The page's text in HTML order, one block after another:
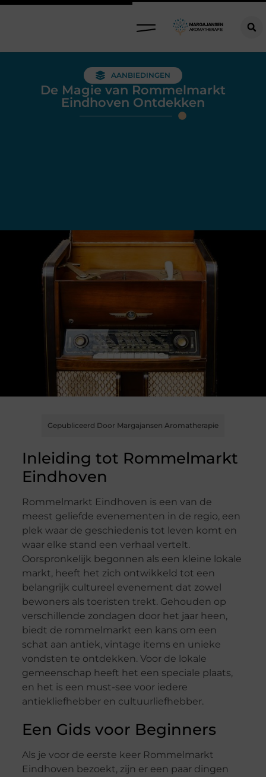
AANBIEDINGEN
De Magie van Rommelmarkt
Eindhoven Ontdekken
Gepubliceerd Door Margajansen Aromatherapie
Inleiding tot Rommelmarkt
Eindhoven
Rommelmarkt Eindhoven is een van de
meest geliefde evenementen in de regio, een
plek waar de geschiedenis tot leven komt en
waar elke stand een verhaal vertelt.
Oorspronkelijk begonnen als een kleine lokale
markt, heeft het zich ontwikkeld tot een
belangrijk cultureel evenement dat zowel
bewoners als toeristen trekt. Gehouden op
verschillende zondagen door het jaar heen,
biedt de rommelmarkt een kans om een
schat aan antiek, vintage items en unieke
vondsten te ontdekken. Voor de lokale
gemeenschap heeft het een speciale plaats,
en het is een must-see voor iedere
antiekliefhebber en cultuurliefhebber.
Een Gids voor Beginners
Als je voor de eerste keer Rommelmarkt
Eindhoven bezoekt, zijn er een paar dingen